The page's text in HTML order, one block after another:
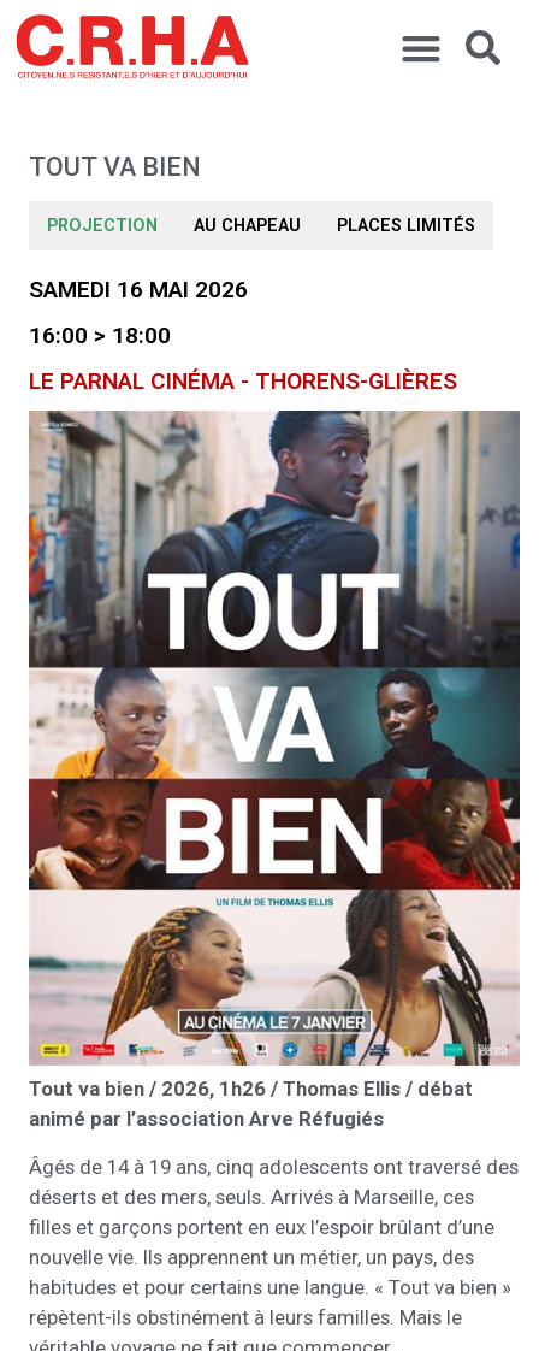
TOUT VA BIEN
PROJECTION AU CHAPEAU PLACES LIMITÉS
SAMEDI 16 MAI 2026
16:00 > 18:00
LE PARNAL CINÉMA - THORENS-GLIÈRES
Tout va bien / 2026, 1h26 / Thomas Ellis / débat
animé par l’association Arve Réfugiés
Âgés de 14 à 19 ans, cinq adolescents ont traversé des
déserts et des mers, seuls. Arrivés à Marseille, ces
filles et garçons portent en eux l’espoir brûlant d’une
nouvelle vie. Ils apprennent un métier, un pays, des
habitudes et pour certains une langue. « Tout va bien »
répètent-ils obstinément à leurs familles. Mais le